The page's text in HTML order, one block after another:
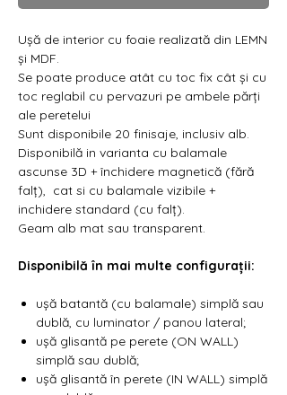
Ușă de interior cu foaie realizată din LEMN
și MDF.
Se poate produce atât cu toc fix cât și cu
toc reglabil cu pervazuri pe ambele părți
ale peretelui
Sunt disponibile 20 finisaje, inclusiv alb.
Disponibilă in varianta cu balamale
ascunse 3D + închidere magnetică (fără
falț), cat si cu balamale vizibile +
inchidere standard (cu falț).
Geam alb mat sau transparent.
Disponibilă în mai multe configurații:
ușă batantă (cu balamale) simplă sau
dublă, cu luminator / panou lateral;
ușă glisantă pe perete (ON WALL)
simplă sau dublă;
ușă glisantă în perete (IN WALL) simplă